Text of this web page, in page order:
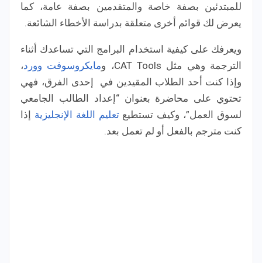
للمبتدئين بصفة خاصة والمتقدمين بصفة عامة، كما
يعرض لك قوائم أخرى متعلقة بدراسة الأخطاء الشائعة.
ويعرفك على كيفية استخدام البرامج التي تساعدك أثناء
الترجمة وهي مثل CAT Tools، و
مايكروسوفت وورد،
وإذا كنت أحد الطلاب المقيدين في إحدى الفرق، فهي
تحتوي على محاضرة بعنوان “إعداد الطالب الجامعي
لسوق العمل”، وكيف تستطيعتعليم اللغة الإنجليزية إذا
كنت مترجم بالفعل أو لم تعمل بعد.